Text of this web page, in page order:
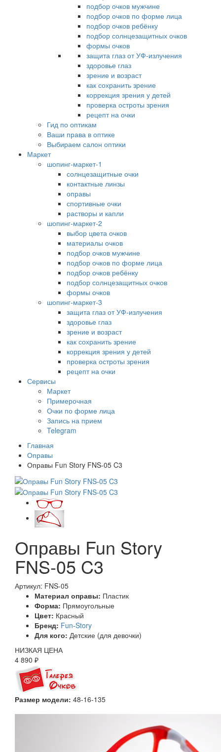
подбор очков мужчине
подбор очков по форме лица
подбор очков ребёнку
подбор солнцезащитных очков
формы очков
защита глаз от УФ-излучения
здоровье глаз
зрение и возраст
как сохранить зрение
коррекция зрения у детей
проверка остроты зрения
рецепт на очки
Гид по оптикам
Ваши права в оптике
Выбираем салон оптики
Маркет
шопинг-маркет-1
солнцезащитные очки
контактные линзы
оправы
спортивные очки
растворы и капли
шопинг-маркет-2
выбор цвета очков
материалы очков
подбор очков мужчине
подбор очков по форме лица
подбор очков ребёнку
подбор солнцезащитных очков
формы очков
шопинг-маркет-3
защита глаз от УФ-излучения
здоровье глаз
зрение и возраст
как сохранить зрение
коррекция зрения у детей
проверка остроты зрения
рецепт на очки
Сервисы
Маркет
Примерочная
Очки по форме лица
Запись на прием
Telegram
Главная
Оправы
Оправы Fun Story FNS-05 C3
Оправы Fun Story
FNS-05 C3
Артикул: FNS-05
Материал оправы: Пластик
Форма: Прямоугольные
Цвет: Красный
Бренд: Fun-Story
Для кого: Детские (для девочки)
НИЗКАЯ ЦЕНА
4 890 ₽
Размер модели: 48-16-135